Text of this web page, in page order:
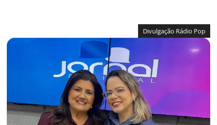
Divulgação Rádio Pop